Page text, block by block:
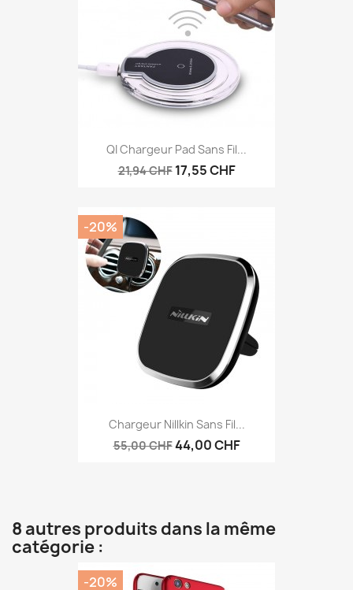
QI Chargeur Pad Sans Fil...
21,94 CHF 17,55 CHF
Chargeur Nillkin Sans Fil...
55,00 CHF44,00 CHF
-20%
8 autres produits dans la même
catégorie :
-20%